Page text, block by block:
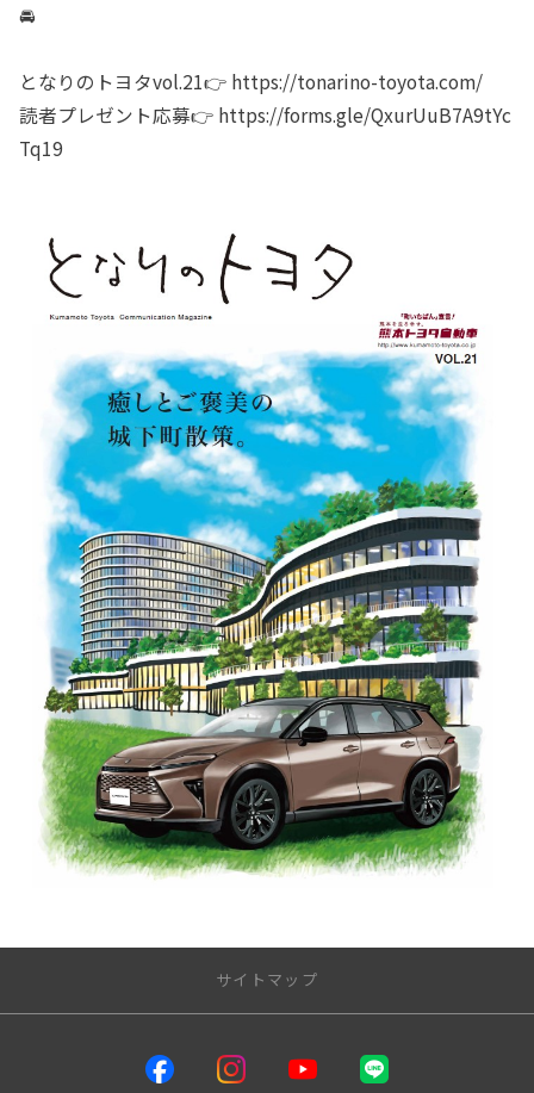
🚘
となりのトヨタvol.21👉 https://tonarino-toyota.com/
読者プレゼント応募👉 https://forms.gle/QxurUuB7A9tYc
Tq19
サイトマップ